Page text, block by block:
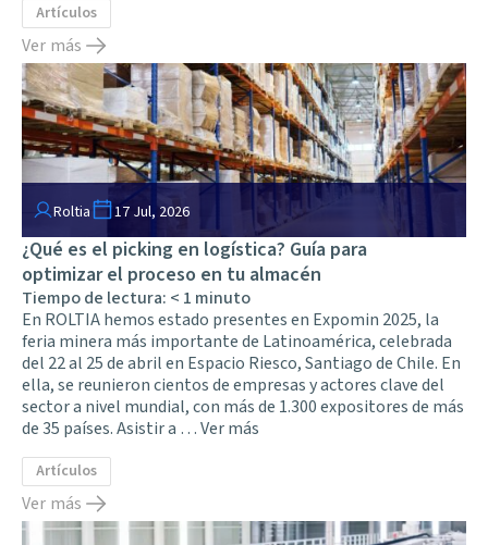
Artículos
Ver más
Roltia 17 Jul, 2026
¿Qué es el picking en logística? Guía para
optimizar el proceso en tu almacén
Tiempo de lectura: < 1 minuto
En ROLTIA hemos estado presentes en Expomin 2025, la
feria minera más importante de Latinoamérica, celebrada
del 22 al 25 de abril en Espacio Riesco, Santiago de Chile. En
ella, se reunieron cientos de empresas y actores clave del
sector a nivel mundial, con más de 1.300 expositores de más
de 35 países. Asistir a …Ver más
Artículos
Ver más